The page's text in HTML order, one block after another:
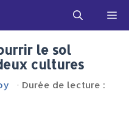
le sol
cultures
· Durée de lecture :